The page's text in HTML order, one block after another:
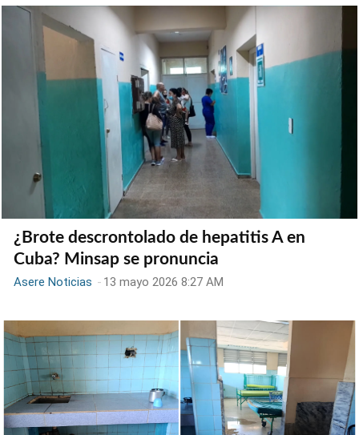
¿Brote descrontolado de hepatitis A en
Cuba? Minsap se pronuncia
Asere Noticias - 13 mayo 2026 8:27 AM